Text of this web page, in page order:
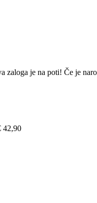
zaloga je na poti! Če je
42,90